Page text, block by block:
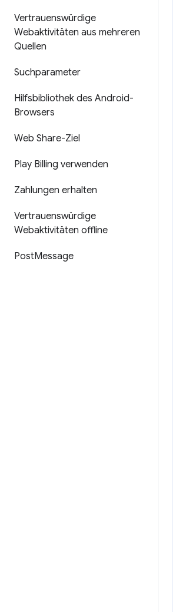
Vertrauenswürdige
Webaktivitäten aus mehreren
Quellen
Suchparameter
Hilfsbibliothek des Android-
Browsers
Web Share-Ziel
Play Billing verwenden
Zahlungen erhalten
Vertrauenswürdige
Webaktivitäten offline
PostMessage